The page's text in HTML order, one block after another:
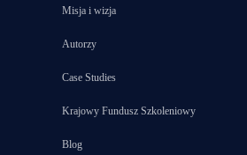
Misja i wizja
Autorzy
Case Studies
Krajowy Fundusz Szkoleniowy
Blog